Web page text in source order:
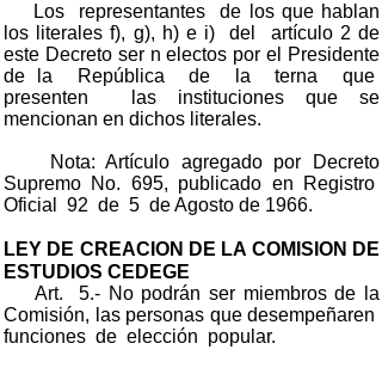
Los representantes de los que hablan
los literales f), g), h) e i) del artículo 2 de
este Decreto ser n electos por el Presidente
de la República de la terna que
presenten las instituciones que se
mencionan en dichos literales.
Nota: Artículo agregado por Decreto
Supremo No. 695, publicado en Registro
Oficial 92 de 5 de Agosto de 1966.
LEY DE CREACION DE LA COMISION DE
ESTUDIOS CEDEGE
Art. 5.- No podrán ser miembros de la
Comisión, las personas que desempeñaren
funciones de elección popular.